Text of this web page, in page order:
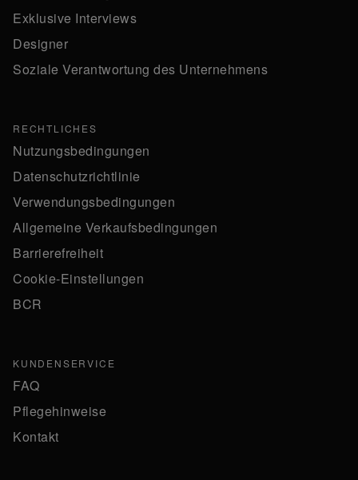
Exklusive Interviews
Designer
Soziale Verantwortung des Unternehmens
RECHTLICHES
Nutzungsbedingungen
Datenschutzrichtlinie
Verwendungsbedingungen
Allgemeine Verkaufsbedingungen
Barrierefreiheit
Cookie-Einstellungen
BCR
KUNDENSERVICE
FAQ
Pflegehinweise
Kontakt